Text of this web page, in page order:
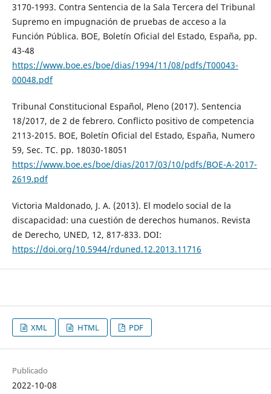
3170-1993. Contra Sentencia de la Sala Tercera del Tribunal
Supremo en impugnación de pruebas de acceso a la
Función Pública. BOE, Boletín Oficial del Estado, España, pp.
43-48
https://www.boe.es/boe/dias/1994/11/08/pdfs/T00043-
00048.pdf
Tribunal Constitucional Español, Pleno (2017). Sentencia
18/2017, de 2 de febrero. Conflicto positivo de competencia
2113-2015. BOE, Boletín Oficial del Estado, España, Numero
59, Sec. TC. pp. 18030-18051
https://www.boe.es/boe/dias/2017/03/10/pdfs/BOE-A-2017-
2619.pdf
Victoria Maldonado, J. A. (2013). El modelo social de la
discapacidad: una cuestión de derechos humanos. Revista
de Derecho, UNED, 12, 817-833. DOI:
https://doi.org/10.5944/rduned.12.2013.11716
XML HTML PDF
Publicado
2022-10-08